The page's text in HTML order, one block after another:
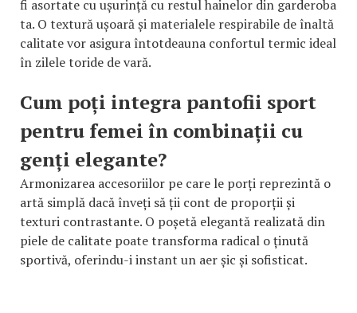
fi asortate cu ușurință cu restul hainelor din garderoba
ta. O textură ușoară și materialele respirabile de înaltă
calitate vor asigura întotdeauna confortul termic ideal
în zilele toride de vară.
Cum poți integra pantofii sport
pentru femei în combinații cu
genți elegante?
Armonizarea accesoriilor pe care le porți reprezintă o
artă simplă dacă înveți să ții cont de proporții și
texturi contrastante. O poșetă elegantă realizată din
piele de calitate poate transforma radical o ținută
sportivă, oferindu-i instant un aer șic și sofisticat.